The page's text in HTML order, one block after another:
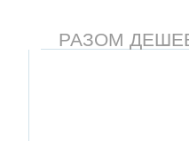
РАЗОМ